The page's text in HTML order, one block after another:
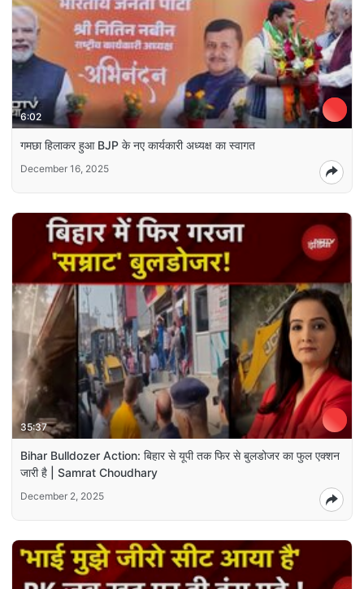
6:02
गमछा हिलाकर हुआ BJP के नए कार्यकारी अध्यक्ष का स्वागत
December 16, 2025
35:37
Bihar Bulldozer Action: बिहार से यूपी तक फिर से बुलडोजर का फुल एक्शन
जारी है | Samrat Choudhary
December 2, 2025